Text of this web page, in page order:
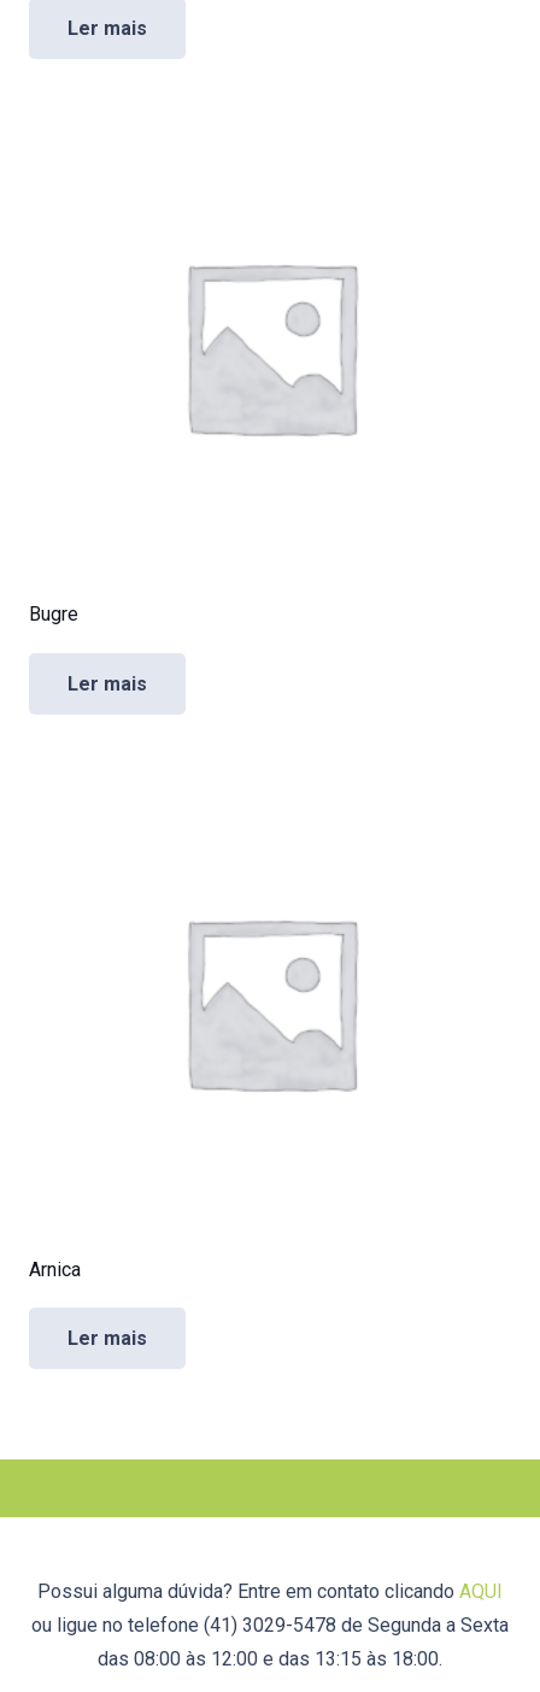
Ler mais
Bugre
Ler mais
Arnica
Ler mais
Possui alguma dúvida? Entre em contato clicando AQUI
ou ligue no telefone (41) 3029-5478 de Segunda a Sexta
das 08:00 às 12:00 e das 13:15 às 18:00.